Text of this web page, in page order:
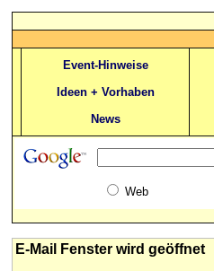
Event-Hinweise
Ideen + Vorhaben
News
Web
E-Mail Fenster wird geöffnet